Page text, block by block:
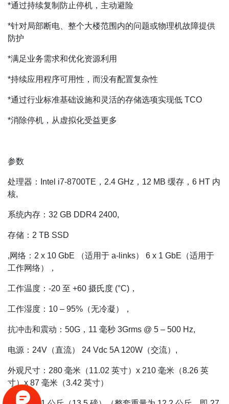
*通过持续复制防止停机，主动避险
*针对局部断电、整个大楼范围内的问题或物理机故障提供
防护
*满足业务需求和优化资源利用
*持续应用程序可用性，而没有配置复杂性
*通过行业标准基础设施和灵活的存储选项实现低 TCO
*消除停机，从虚拟化受益更多
参数
处理器：Intel i7-8700TE，2.4 GHz，12 MB 缓存，6 HT 内
核,
系统内存：32 GB DDR4 2400,
存储：2 TB SSD
,网络：2 x 10 GbE （适用于 a-links） 6 x 1 GbE（适用于
工作网络），
工作温度：-20 至 +60 摄氏度 (°C)，
工作湿度：10 – 95%（无冷凝），
抗冲击和震动：50G，11 毫秒 3Grms @ 5 – 500 Hz,
电源：24V（直流） 24 Vdc 5A 120W（交流）,
外观尺寸：280 毫米（11.02 英寸）x 210 毫米（8.26 英
寸）x 87 毫米（3.42 英寸）